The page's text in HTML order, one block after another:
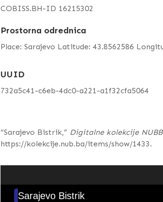
COBISS.BH-ID 16215302
Prostorna odrednica
Place: Sarajevo Latitude: 43.8562586
UUID
732a5c41-c6eb-4dc0-a221-a1f32cfa5064
“Sarajevo Bistrik,” Digitalne kolekcije
https://kolekcije.nub.ba/items/show/1433.
Sarajevo Bistrik